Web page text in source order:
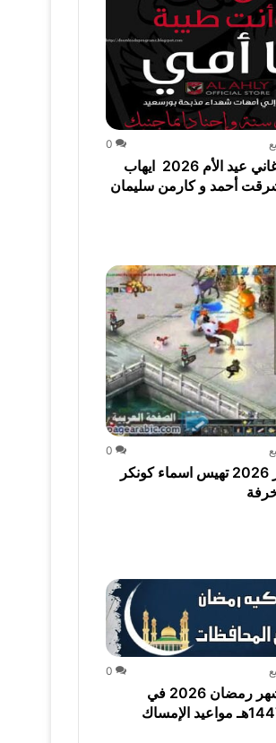
0
مجموعة أغاني عيد الأم 2026 ايهاب
أحمد و كارمن سليمان
0
لعبة كونكر 2026 تهيس اسماء كونكر
0
إمساكية شهر رمضان 2026 في
الإمارات 1447هـ مواعيد الإمساك